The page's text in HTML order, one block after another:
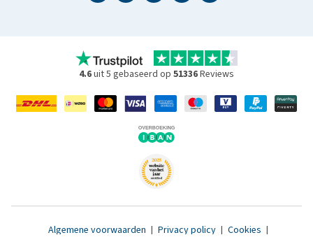
4.6uit 5 gebaseerd op 51336Reviews
Algemene voorwaarden | Privacy policy | Cookies |